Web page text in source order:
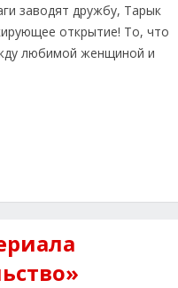
заводят дружбу, Тарык
открытие! То, что
любимой женщиной и